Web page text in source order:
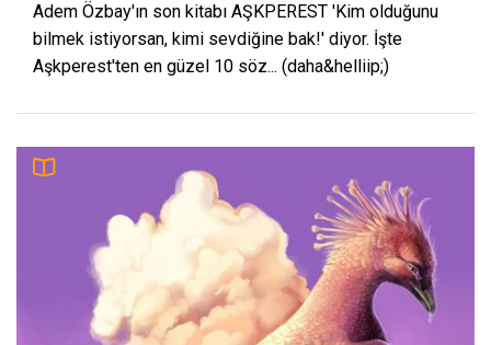
Adem Özbay'ın son kitabı AŞKPEREST 'Kim olduğunu
bilmek istiyorsan, kimi sevdiğine bak!' diyor. İşte
Aşkperest'ten en güzel 10 söz... (daha&helliip;)